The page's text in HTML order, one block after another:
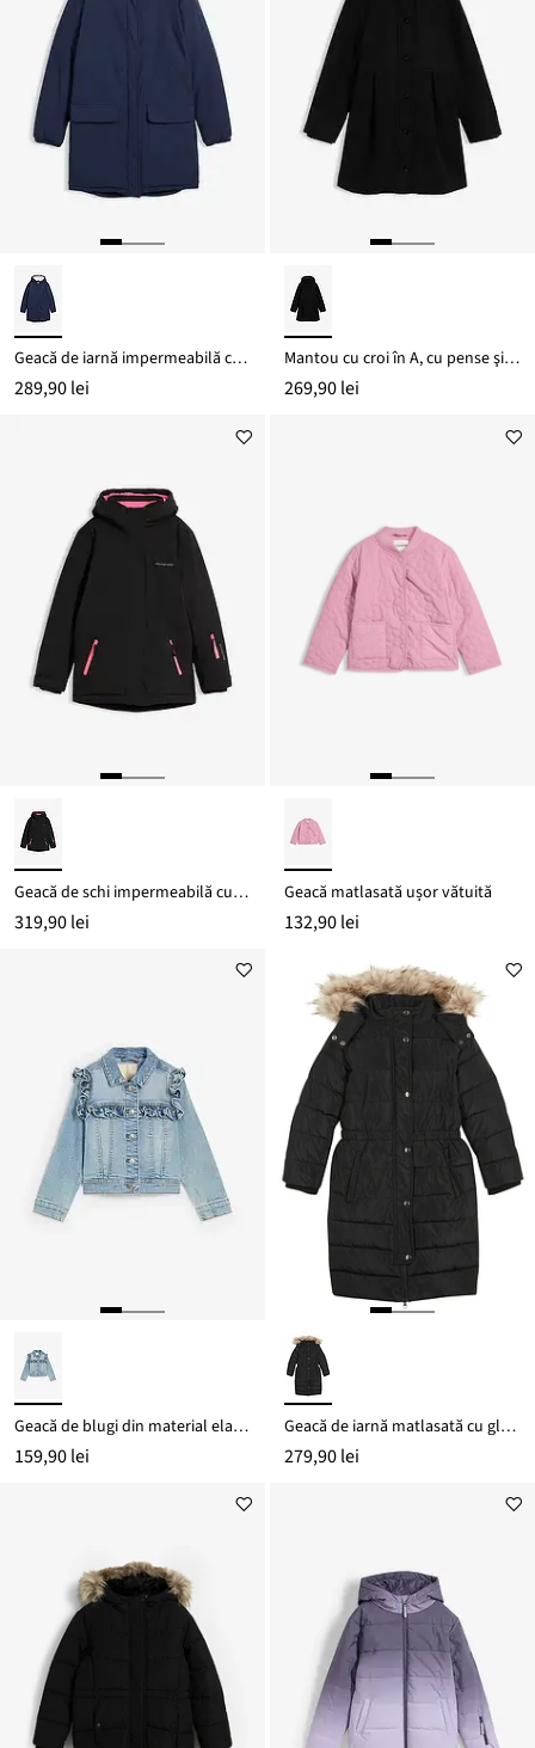
Geacă de iarnă impermeabilă cu căptușeală din teddy
289,90 lei
Mantou cu croi în A, cu pense şi glugă
269,90 lei
Geacă de schi impermeabilă cu detalii sport
319,90 lei
Geacă matlasată ușor vătuită
132,90 lei
Geacă de blugi din material elastic cu bumbac organic
159,90 lei
Geacă de iarnă matlasată cu glugă detașabilă
279,90 lei